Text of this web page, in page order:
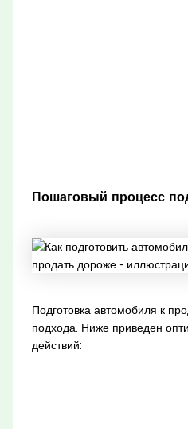
Пошаговый процесс
Подготовка автомобиля к
подхода. Ниже приведен
действий: